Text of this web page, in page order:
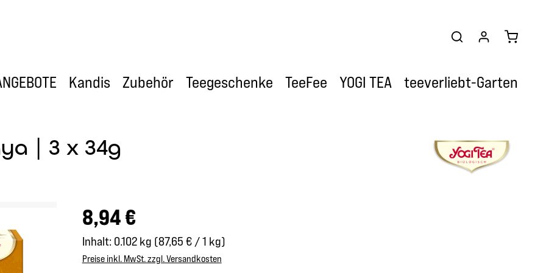
Kandis Zubehör Teegeschenke TeeFee YOGI TEA teeverliebt-Garten
| 3 x 34g
Regulärer Preis:
8,94 €
Inhalt: 0.102 kg (87,65 € / 1 kg)
Preise inkl. MwSt. zzgl. Versandkosten